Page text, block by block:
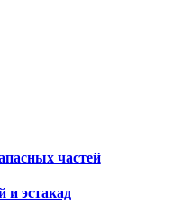
частей
и эстакад